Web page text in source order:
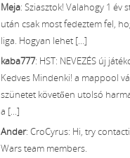
Meja: Sziasztok! Valahogy 1 év
után csak most fedeztem fel,
liga. Hogyan lehet [...]
kaba777: HST: NEVEZÉS új
Kedves Mindenki! a mappool
szünetet követően utolsó
a [...]
Ander: CroCyrus: Hi, try
Wars team members.